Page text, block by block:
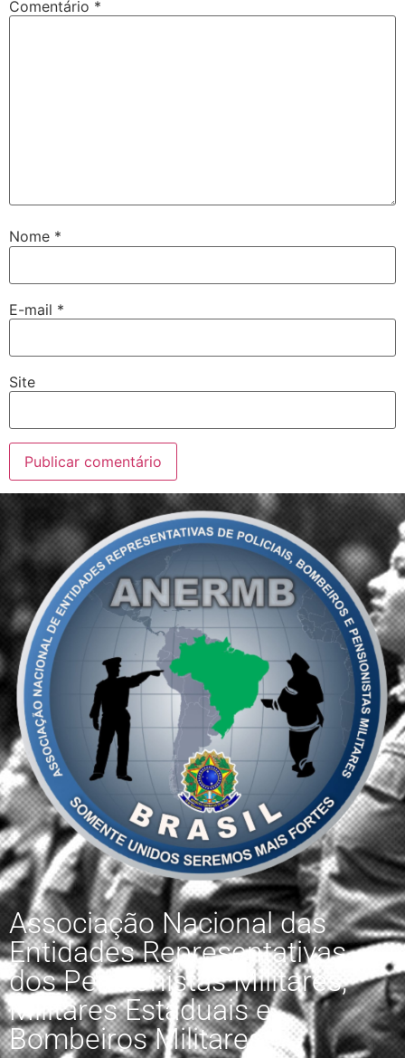
Comentário *
Nome *
E-mail *
Site
Associação Nacional das
Entidades Representativas
dos Pensionistas Militares,
Militares Estaduais e
Bombeiros Militares.